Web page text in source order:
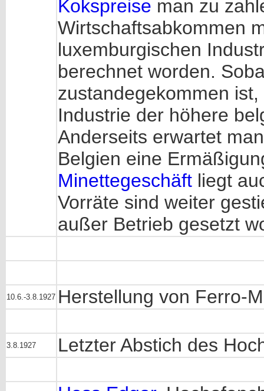
Kokspreise man zu
Wirtschaftsabkommen
luxemburgischen
berechnet worden.
zustandegekommen
Industrie der höhere
Anderseits erwartet
Belgien eine
Minettegeschäft liegt
Vorräte sind weiter
außer Betrieb gesetzt
10.6.-3.8.1927 Herstellung von Ferro-
3.8.1927 Letzter Abstich des